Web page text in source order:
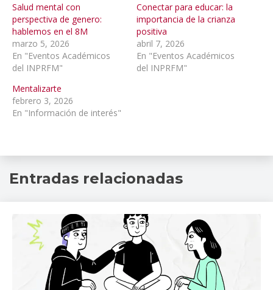
Salud mental con
perspectiva de genero:
hablemos en el 8M
marzo 5, 2026
En "Eventos Académicos
del INPRFM"
Conectar para educar: la
importancia de la crianza
positiva
abril 7, 2026
En "Eventos Académicos
del INPRFM"
Mentalizarte
febrero 3, 2026
En "Información de interés"
hablemos
INPRFM
psiquiatría
Entradas relacionadas